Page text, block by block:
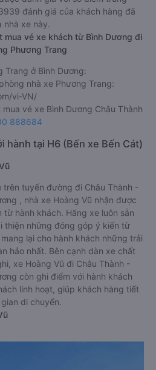
đánh giá của khách hàng đã
nhà xe này.
mua vé xe khách từ Bình Dương đi
Phương Trang
Trang ở Bình Dương:
nhà xe Phương Trang:
vi-VN/
vé xe Bình Dương Châu Thành
888684
hành tại H6 (Bến xe Bến Cát)
trên tuyến đường đi Châu Thành -
, nhà xe Hoàng Vũ nhận được
từ hành khách. Hãng xe luôn sẵn
thiện những đóng góp ý kiến từ
lại cho hành khách những trải
hảo nhất. Bên cạnh dàn xe chất
xe Hoàng Vũ đi Châu Thành -
còn ghi điểm với hành khách
linh hoạt, giúp khách hàng tiết
di chuyển.